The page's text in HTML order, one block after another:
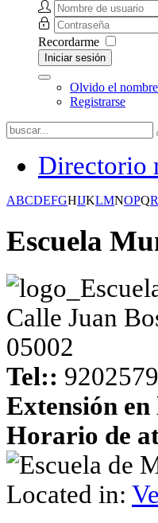
Recordarme
Iniciar sesión
Olvido el
Registrarse
Directorio
ABCDEFGHIJKLMNOPQR
Escuela
Calle Juan
05002
Tel::
Extensión
Horario de
Located in: